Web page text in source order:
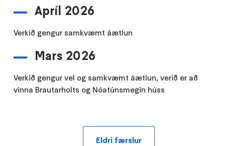
Apríl 2026
Verkið gengur samkvæmt áætlun
Mars 2026
Verkið gengur vel og samkvæmt áætlun, verið er að
vinna Brautarholts og Nóatúnsmegin húss
Eldri færslur